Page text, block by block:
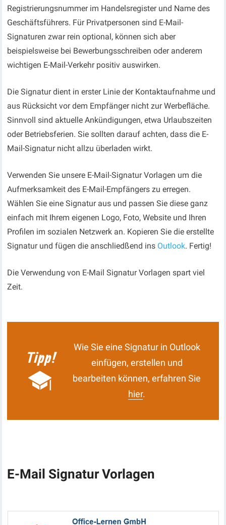
Registrierungsnummer im Handelsregister und Name des
Geschäftsführers. Für Privatpersonen sind E-Mail-
Signaturen zwar rein optional, können sich aber
beispielsweise bei Bewerbungsschreiben oder anderem
wichtigen E-Mail-Verkehr positiv auswirken.
Die Signatur dient in erster Linie der Kontaktaufnahme und
aus Rücksicht vor dem Empfänger nicht zur Werbefläche.
Sinnvoll sind aktuelle Ankündigungen, etwa Urlaubszeiten
oder Betriebsferien. Sie sollten darauf achten, dass die E-
Mail-Signatur nicht allzu überladen wirkt.
Verwenden Sie unsere E-Mail-Signatur Vorlagen um die
Aufmerksamkeit des E-Mail-Empfängers zu erregen.
Wählen Sie eine Signatur aus und passen Sie diese ganz
einfach mit Ihrem eigenen Logo, Foto, Website und Ihren
Profilen im sozialen Netzwerk an. Kopieren Sie die erstellte
Signatur und fügen die anschliedßend ins Outlook. Fertig!
Die Verwendung von E-Mail Signatur Vorlagen spart viel
Zeit.
Wie Sie eine Signatur in Outlook
einfügen, erstellen und
bearbeiten können, erfahren Sie
hier.
E-Mail Signatur Vorlagen